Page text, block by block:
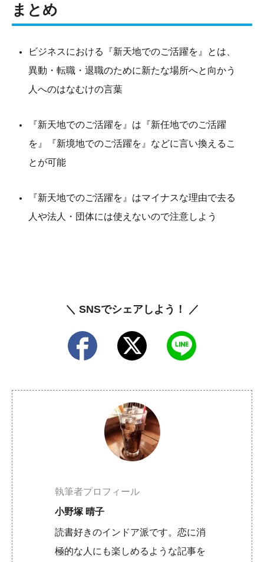
まとめ
ビジネスにおける『新天地でのご活躍を』とは、
異動・転職・退職のために新たな場所へと向かう
人へのはなむけの言葉
『新天地でのご活躍を』は『新任地でのご活躍
を』『新境地でのご活躍を』などに言い換えるこ
とが可能
『新天地でのご活躍を』はマイナスな理由で去る
人や法人・団体には使えないので注意しよう
＼ SNSでシェアしよう！ ／
執筆者プロフィール
小野塚 晴子
読書好きのインドア派です。恋に消
極的な人にも楽しめるような記事を